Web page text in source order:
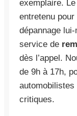
exemplaire.
entretenu
dépannage
service de
dès l’appel.
de 9h à 17h,
critiques.